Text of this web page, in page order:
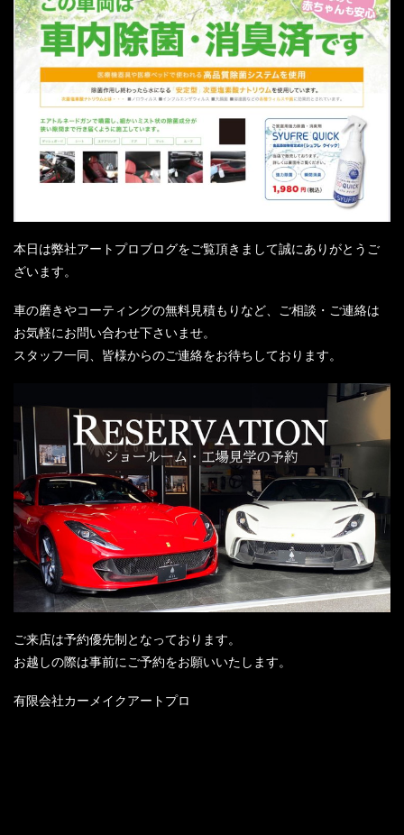
本日は弊社アートプロブログをご覧頂きまして誠にありがとうご
ざいます。
車の磨きやコーティングの無料見積もりなど、ご相談・ご連絡は
お気軽にお問い合わせ下さいませ。
スタッフ一同、皆様からのご連絡をお待ちしております。
ご来店は予約優先制となっております。
お越しの際は事前にご予約をお願いいたします。
有限会社カーメイクアートプロ